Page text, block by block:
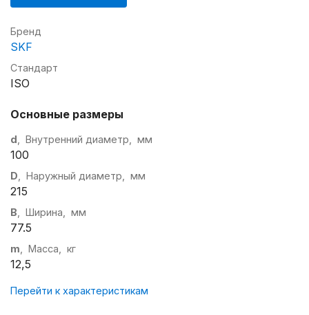
Бренд
SKF
Стандарт
ISO
Основные размеры
d , Внутренний диаметр, мм
100
D , Наружный диаметр, мм
215
B , Ширина, мм
77.5
m , Масса, кг
12,5
Перейти к характеристикам